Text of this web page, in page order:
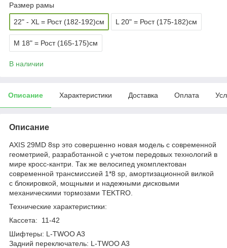
Размер рамы
22" - XL = Рост (182-192)см L 20" = Рост (175-182)см
M 18" = Рост (165-175)см
В наличии
Описание Характеристики Доставка Оплата
Описание
AXIS 29MD 8sp это совершенно новая модель с современной
геометрией, разработанной с учетом передовых технологий в
мире кросс-кантри. Так же велосипед укомплектован
современной трансмиссией 1*8 sp, амортизационной вилкой
с блокировкой, мощными и надежными дисковыми
механическими тормозами TEKTRO.
Технические характеристики:
Кассета: 11-42
Шифтеры: L-TWOO A3
Задний переключатель: L-TWOO A3